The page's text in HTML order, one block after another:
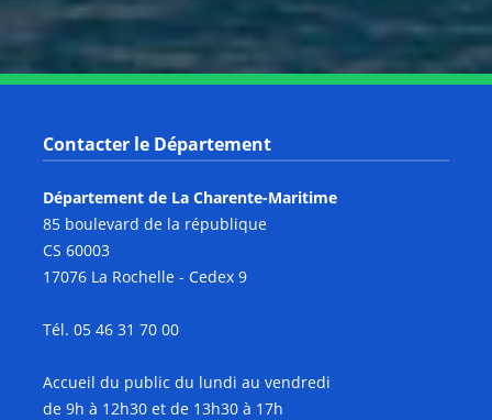
Contacter le Département
Département de La Charente-Maritime
85 boulevard de la république
CS 60003
17076 La Rochelle - Cedex 9
Tél. 05 46 31 70 00
Accueil du public du lundi au vendredi
de 9h à 12h30 et de 13h30 à 17h